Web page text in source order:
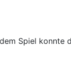
Spiel konnte